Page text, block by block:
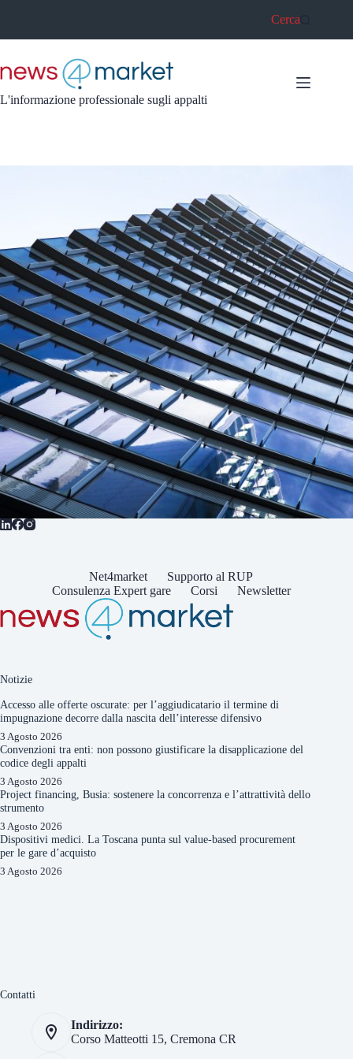
Cerca
L'informazione professionale sugli appalti
Net4market
Supporto al RUP
Consulenza Expert gare
Corsi Newsletter
Notizie
Accesso alle offerte oscurate: per l’aggiudicatario il termine di
impugnazione decorre dalla nascita dell’interesse difensivo
3 Agosto 2026
Convenzioni tra enti: non possono giustificare la disapplicazione del
codice degli appalti
3 Agosto 2026
Project financing, Busia: sostenere la concorrenza e l’attrattività dello
strumento
3 Agosto 2026
Dispositivi medici. La Toscana punta sul value-based procurement
per le gare d’acquisto
3 Agosto 2026
Contatti
Indirizzo:
Corso Matteotti 15, Cremona CR